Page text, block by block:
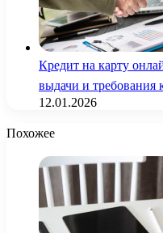
Кредит на карту
выдачи и требования
12.01.2026
Похожее